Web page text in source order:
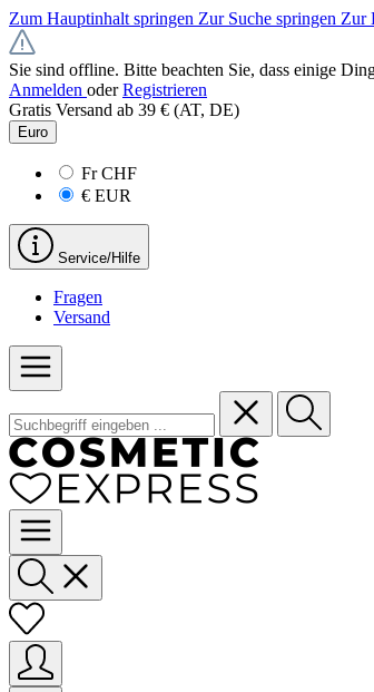
Zum Hauptinhalt springen Zur Suche springen Zur
Sie sind offline. Bitte beachten Sie, dass einige
Anmelden oder Registrieren
Gratis Versand ab 39 € (AT, DE)
Euro
FrCHF
€ EUR
Service/Hilfe
Fragen
Versand